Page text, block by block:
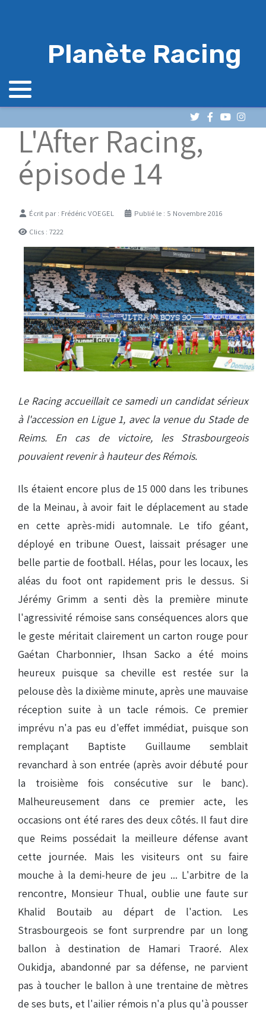
Planète Racing
L'After Racing,
épisode 14
DétailsÉcrit par : Frédéric VOEGEL
Publié le : 5 Novembre 2016
Clics : 7222
Le Racing accueillait ce samedi un candidat sérieux
à l'accession en Ligue 1, avec la venue du Stade de
Reims. En cas de victoire, les Strasbourgeois
pouvaient revenir à hauteur des Rémois.
Ils étaient encore plus de 15 000 dans les tribunes
de la Meinau, à avoir fait le déplacement au stade
en cette après-midi automnale. Le tifo géant,
déployé en tribune Ouest, laissait présager une
belle partie de football. Hélas, pour les locaux, les
aléas du foot ont rapidement pris le dessus. Si
Jérémy Grimm a senti dès la première minute
l'agressivité rémoise sans conséquences alors que
le geste méritait clairement un carton rouge pour
Gaétan Charbonnier, Ihsan Sacko a été moins
heureux puisque sa cheville est restée sur la
pelouse dès la dixième minute, après une mauvaise
réception suite à un tacle rémois. Ce premier
imprévu n'a pas eu d'effet immédiat, puisque son
remplaçant Baptiste Guillaume semblait
revanchard à son entrée (après avoir débuté pour
la troisième fois consécutive sur le banc).
Malheureusement dans ce premier acte, les
occasions ont été rares des deux côtés. Il faut dire
que Reims possédait la meilleure défense avant
cette journée. Mais les visiteurs ont su faire
mouche à la demi-heure de jeu ... L'arbitre de la
rencontre, Monsieur Thual, oublie une faute sur
Khalid Boutaib au départ de l'action. Les
Strasbourgeois se font surprendre par un long
ballon à destination de Hamari Traoré. Alex
Oukidja, abandonné par sa défense, ne parvient
pas à toucher le ballon à une trentaine de mètres
de ses buts, et l'ailier rémois n'a plus qu'à pousser